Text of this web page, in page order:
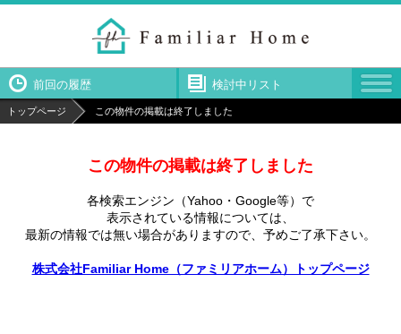
前回の履歴 検討中リスト
トップページ この物件の掲載は終了しました
この物件の掲載は終了しました
各検索エンジン（Yahoo・Google等）で
表示されている情報については、
最新の情報では無い場合がありますので、 予めご了承下さい。
株式会社Familiar Home（ファミリアホーム）トップページ